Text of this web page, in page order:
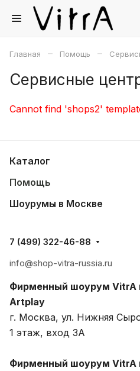
Главная – Помощь –
Сервисные
Cannot find 'shops2'
Каталог
Помощь
Шоурумы в Москве
7 (499) 322-46-88
info@shop-vitra-russia.ru
Фирменный шоурум VitrA
Artplay
г. Москва, ул. Нижняя
1 этаж, вход 3A
Фирменный шоурум